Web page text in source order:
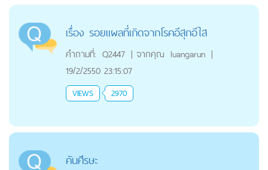
เรื่อง รอยแผลที่เกิดจากโรคอีสุกอีใส
คำถามที่: Q2447 | จากคุณ luangarun |
19/2/2550 23:15:07
VIEWS 2970
คันศีรษะ